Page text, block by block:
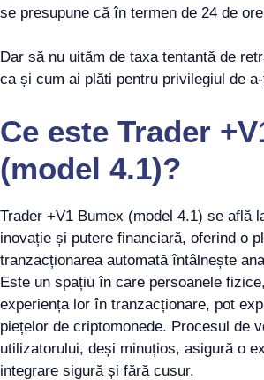
se presupune că în termen de 24 de
Dar să nu uităm de taxa tentantă de
ca și cum ai plăti pentru privilegiul de
Ce este Trader
(model 4.1)?
Trader +V1 Bumex (model 4.1) se află
inovație și putere financiară, oferind o
tranzacționarea automată întâlnește
Este un spațiu în care persoanele
experiența lor în tranzacționare, pot
piețelor de criptomonede. Procesul de
utilizatorului, deși minuțios, asigură o
integrare sigură și fără cusur.